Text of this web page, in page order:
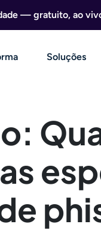
— gratuito, ao
Soluções